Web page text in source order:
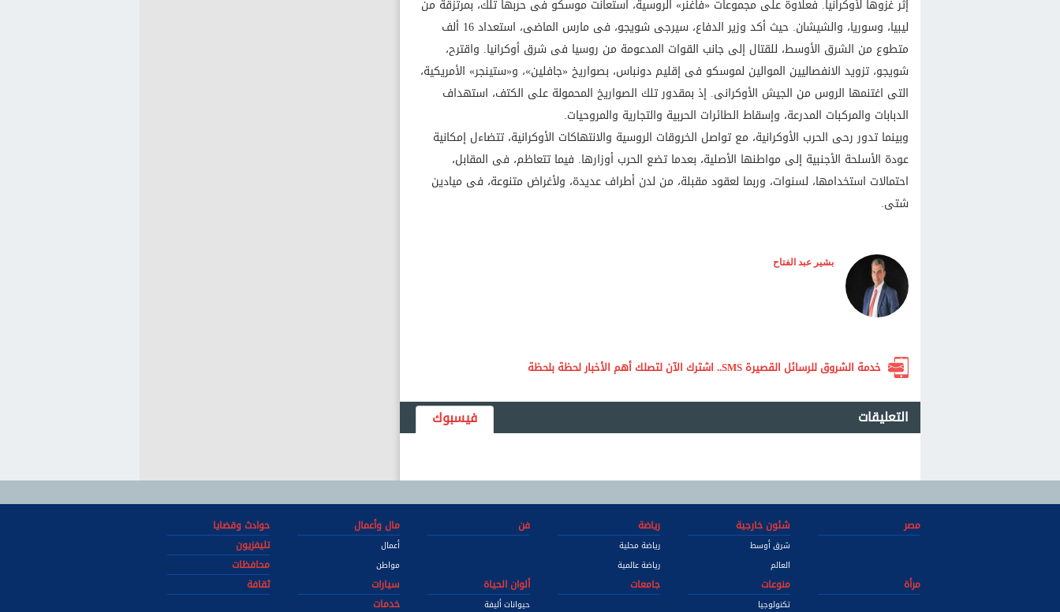
إثر غزوها لأوكرانيا. فعلاوة على مجموعات «فاغنر» الروسية، استعانت موسكو فى حربها تلك، بمرتزقة من
ليبيا، وسوريا، والشيشان. حيث أكد وزير الدفاع، سيرجى شويجو، فى مارس الماضى، استعداد 16 ألف
متطوع من الشرق الأوسط، للقتال إلى جانب القوات المدعومة من روسيا فى شرق أوكرانيا. واقترح،
شويجو، تزويد الانفصاليين الموالين لموسكو فى إقليم دونباس، بصواريخ «جافلين»، و«ستينجر» الأمريكية،
التى اغتنمها الروس من الجيش الأوكرانى. إذ بمقدور تلك الصواريخ المحمولة على الكتف، استهداف
الدبابات والمركبات المدرعة، وإسقاط الطائرات الحربية والتجارية والمروحيات.
وبينما تدور رحى الحرب الأوكرانية، مع تواصل الخروقات الروسية والانتهاكات الأوكرانية، تتضاءل إمكانية
عودة الأسلحة الأجنبية إلى مواطنها الأصلية، بعدما تضع الحرب أوزارها. فيما تتعاظم، فى المقابل،
احتمالات استخدامها، لسنوات، وربما لعقود مقبلة، من لدن أطراف عديدة، ولأغراض متنوعة، فى ميادين
شتى.
بشير عبد الفتاح
خدمة الشروق للرسائل القصيرة SMS.. اشترك الآن لتصلك أهم الأخبار لحظة بلحظة
التعليقات فيسبوك
مصر شئون خارجية
شرق أوسط
العالم
رياضة
رياضة محلية
رياضة عالمية
فن مال وأعمال
أعمال
مواطن
حوادث وقضايا
تليفزيون
محافظات
مرأة
منوعات
تكنولوجيا
جامعات ألوان الحياة
حيوانات أليفة
سيارات
ثقافة
خدمات